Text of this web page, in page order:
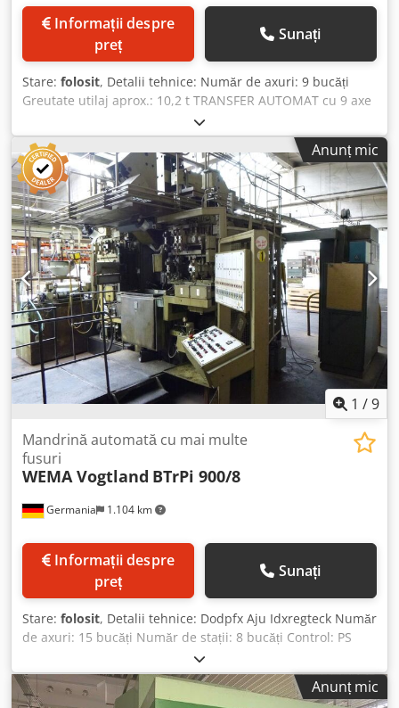
preț
Sunați
Stare: folosit, Detalii tehnice: Număr de axuri: 9 bucăți
Greutate utilaj aprox.: 10,2 t TRANSFER AUTOMAT cu 9 axe
de găurire și frezare - pe dreapta: 2 axe de găurire și
frezare și 1 ax de filetare cu 9 trepte - pe stânga: 2 axe de
găurire și frezare și 1 ax de filetare cu 9 trepte, precum și
radial: 2 axe de găurire și frezare flexibile și 1 ax de filetare
cu 9 trepte, flexibil Dcedpfx Aou Idwnjgtjk (i.D.)
Anunț mic
1 /9
Germania 1.104 km
Mandrină automată cu mai multe
fusuri
WEMA Vogtland BTrPi 900/8
preț
Sunați
Stare: folosit, Detalii tehnice: Dodpfx Aju Idxregteck Număr
de axuri: 15 bucăți Număr de stații: 8 bucăți Control: PS
2000 Necesar total de putere: 83,0 kW Greutate mașină
aprox.: 17,0 t Spațiu necesar aprox. Lxlxî: 5,0 x 6,2 x 3,8 m
Dimensiuni mașină (Lxlxî): 2400 x 2800 x 2800 mmAnunț mic